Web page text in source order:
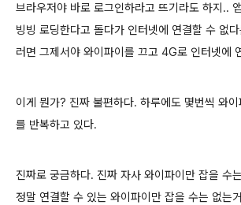
브라우저야 바로 로그인하라고 뜨기라도 하지..
빙빙 로딩한다고 돌다가 인터넷에 연결할 수 없
러면 그제서야 와이파이를 끄고 4G로 인터넷에
이게 뭔가? 진짜 불편하다. 하루에도 몇번씩 와
를 반복하고 있다.
진짜로 궁금하다. 진짜 자사 와이파이만 잡을 수
정말 연결할 수 있는 와이파이만 잡을 수는 없는